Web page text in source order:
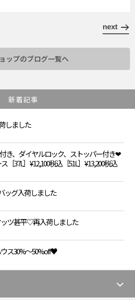
next
ップのブログ一覧へ
新着記事
しました
き、ダイヤルロック、ストッパー付き❤︎
［37L］¥12,100税込［51L］¥13,200税込
ッグ入荷しました
ツ甚平♡再入荷しました
ス30%〜50%off♥️